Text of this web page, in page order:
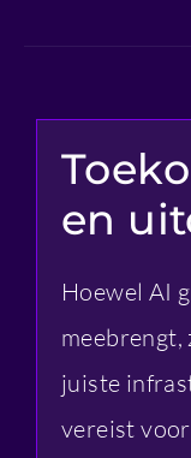
en
Hoewel AI
juiste
vereist